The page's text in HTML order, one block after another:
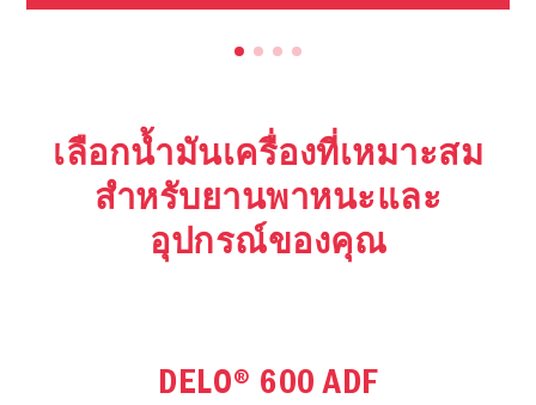
เลือกน้ำมันเครื่องที่เหมาะสม
สำหรับยานพาหนะและ
อุปกรณ์ของคุณ
DELO®️ 600 ADF